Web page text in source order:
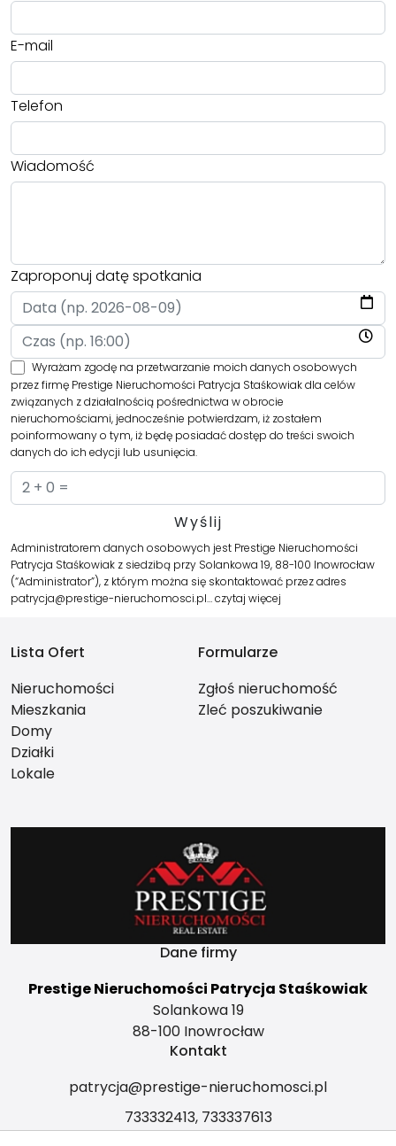
E-mail
Telefon
Wiadomość
Zaproponuj datę spotkania
Wyrażam zgodę na przetwarzanie moich danych osobowych
przez firmę Prestige Nieruchomości Patrycja Staśkowiak dla celów
związanych z działalnością pośrednictwa w obrocie
nieruchomościami, jednocześnie potwierdzam, iż zostałem
poinformowany o tym, iż będę posiadać dostęp do treści swoich
danych do ich edycji lub usunięcia.
Administratorem danych osobowych jest Prestige Nieruchomości
Patrycja Staśkowiak z siedzibą przy Solankowa 19, 88-100 Inowrocław
(“Administrator”), z którym można się skontaktować przez adres
patrycja@prestige-nieruchomosci.pl…czytaj więcej
Lista Ofert
Nieruchomości
Mieszkania
Domy
Działki
Lokale
Formularze
Zgłoś nieruchomość
Zleć poszukiwanie
Dane firmy
Prestige Nieruchomości Patrycja Staśkowiak
Solankowa 19
88-100 Inowrocław
Kontakt
patrycja@prestige-nieruchomosci.pl
733332413, 733337613
Znajdziesz nas na Facebooku: